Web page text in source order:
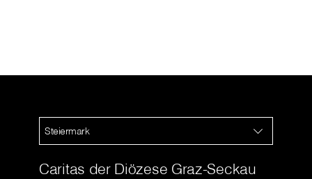
Steiermark
Caritas der Diözese Graz-Seckau